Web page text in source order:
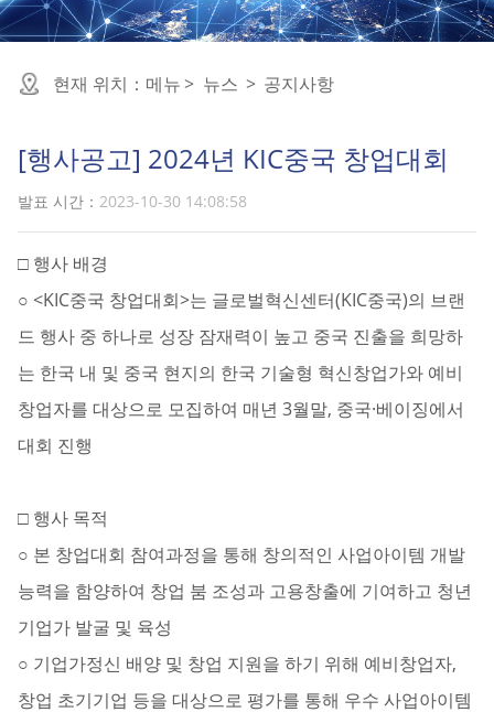
현재 위치： 메뉴> 뉴스 > 공지사항
[행사공고] 2024년 KIC중국 창업대회
발표 시간： 2023-10-30 14:08:58
□ 행사 배경
○ <KIC중국 창업대회>는 글로벌혁신센터(KIC중국)의 브랜
드 행사 중 하나로 성장 잠재력이 높고 중국 진출을 희망하
는 한국 내 및 중국 현지의 한국 기술형 혁신창업가와 예비
창업자를 대상으로 모집하여 매년 3월말, 중국·베이징에서
대회 진행
□ 행사 목적
○ 본 창업대회 참여과정을 통해 창의적인 사업아이템 개발
능력을 함양하여 창업 붐 조성과 고용창출에 기여하고 청년
기업가 발굴 및 육성
○ 기업가정신 배양 및 창업 지원을 하기 위해 예비창업자,
창업 초기기업 등을 대상으로 평가를 통해 우수 사업아이템